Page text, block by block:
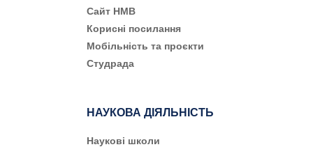
Сайт НМВ
Корисні посилання
Мобільність та проєкти
Студрада
НАУКОВА ДІЯЛЬНІСТЬ
Наукові школи